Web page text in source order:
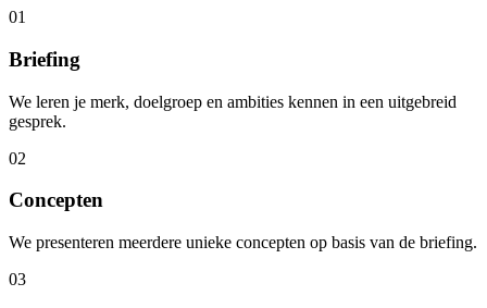
01
Briefing
We leren je merk, doelgroep en ambities kennen in een uitgebreid
gesprek.
02
Concepten
We presenteren meerdere unieke concepten op basis van de briefing.
03